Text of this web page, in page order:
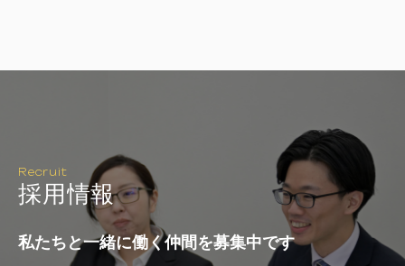
Recruit
採用情報
私たちと一緒に働く仲間を募集中です